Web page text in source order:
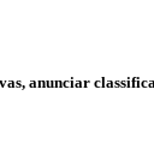
anunciar